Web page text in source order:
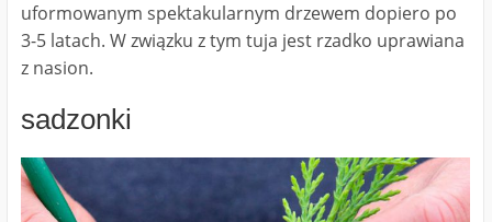
uformowanym spektakularnym drzewem dopiero po
3-5 latach. W związku z tym tuja jest rzadko uprawiana
z nasion.
sadzonki